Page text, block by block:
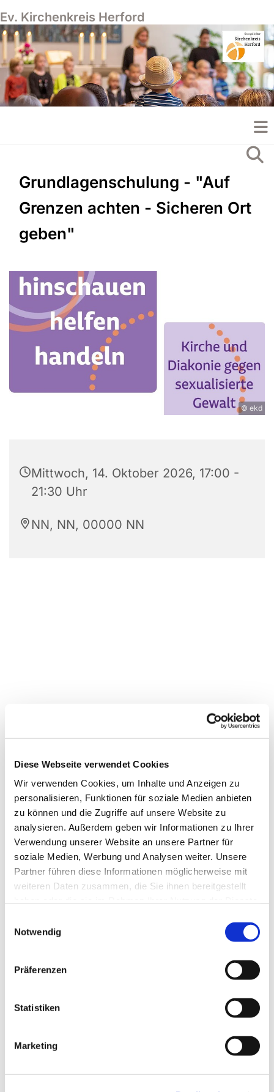
Diese Webseite verwendet Cookies
Wir verwenden Cookies, um Inhalte und Anzeigen zu
personalisieren, Funktionen für soziale Medien anbieten
zu können und die Zugriffe auf unsere Website zu
analysieren. Außerdem geben wir Informationen zu Ihrer
Verwendung unserer Website an unsere Partner für
soziale Medien, Werbung und Analysen weiter. Unsere
Partner führen diese Informationen möglicherweise mit
weiteren Daten zusammen, die Sie ihnen bereitgestellt
Notwendig
Präferenzen
Statistiken
Marketing
Ev. Kirchenkreis Herford
Grundlagenschulung - "Auf
Grenzen achten - Sicheren Ort
geben"
© ekd
Mittwoch, 14. Oktober 2026, 17:00 -
21:30 Uhr
NN, NN, 00000 NN